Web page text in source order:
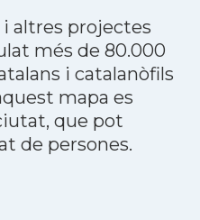
altres projectes
més de 80.000
i catalanòfils
mapa es
que pot
de persones.